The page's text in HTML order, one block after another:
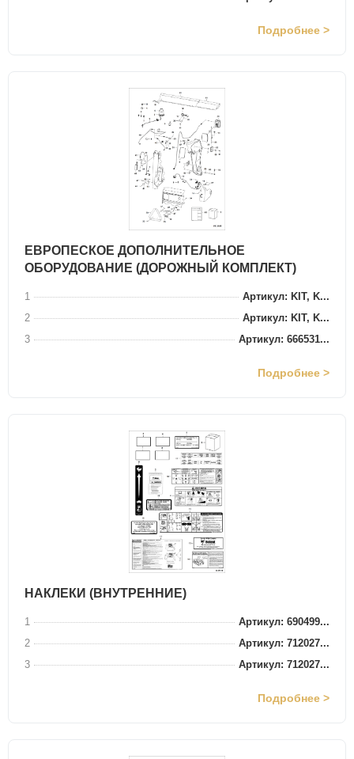
Подробнее >
ЕВРОПЕСКОЕ ДОПОЛНИТЕЛЬНОЕ
ОБОРУДОВАНИЕ (ДОРОЖНЫЙ КОМПЛЕКТ)
1
Артикул: KIT, K...
2
Артикул: KIT, K...
3
Артикул: 666531...
Подробнее >
НАКЛЕКИ (ВНУТРЕННИЕ)
1
Артикул: 690499...
2
Артикул: 712027...
3
Артикул: 712027...
Подробнее >